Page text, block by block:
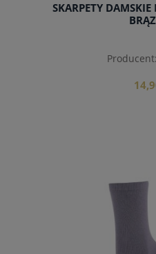
SKARPETY
Producent: